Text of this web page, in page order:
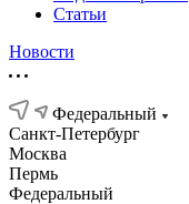
Статьи
Новости
Федеральный
Санкт-Петербург
Москва
Пермь
Федеральный